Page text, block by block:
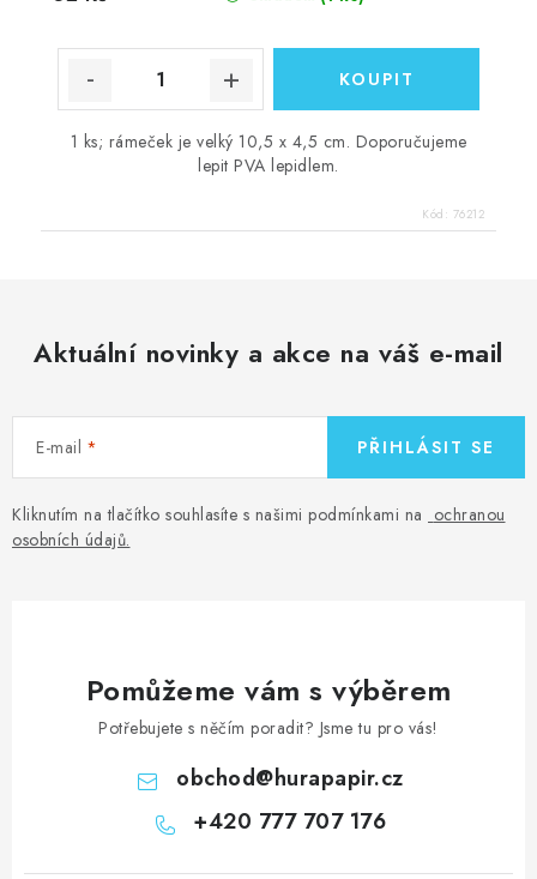
1 ks; rámeček je velký 10,5 x 4,5 cm. Doporučujeme
lepit PVA lepidlem.
Kód: 76212
Aktuální novinky a akce na váš e-mail
E-mail
Kliknutím na tlačítko souhlasíte s našimi podmínkami na ochranou
osobních údajů.
PŘIHLÁSIT SE
Pomůžeme vám s výběrem
Potřebujete s něčím poradit? Jsme tu pro vás!
obchod@hurapapir.cz
+420 777 707 176